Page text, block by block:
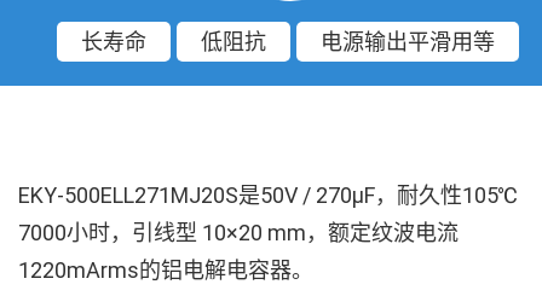
长寿命 低阻抗 电源输出平滑用等
EKY-500ELL271MJ20S是50V / 270µF，耐久性105℃
7000小时，引线型 10×20 mm，额定纹波电流
1220mArms的铝电解电容器。